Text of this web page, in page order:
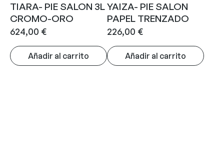
TIARA- PIE SALON 3L
CROMO-ORO
624,00 €
Añadir al carrito
YAIZA- PIE SALON
PAPEL TRENZADO
226,00 €
Añadir al carrito